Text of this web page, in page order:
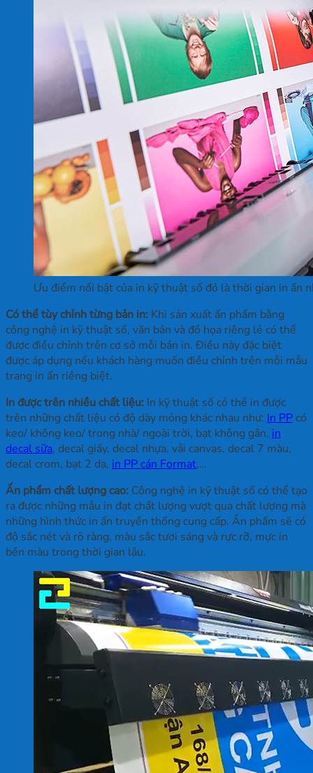
Ưu điểm nổi bật của in kỹ thuật số đó là thời gian in ấn
Có thể tùy chỉnh từng bản in: Khi sản xuất ấn phẩm bằng
công nghệ in kỹ thuật số, văn bản và đồ họa riêng lẻ có thể
được điều chỉnh trên cơ sở mỗi bản in. Điều này đặc biệt
được áp dụng nếu khách hàng muốn điều chỉnh trên mỗi mẫu
trang in ấn riêng biệt.
In được trên nhiều chất liệu: In kỹ thuật số có thể in được
trên những chất liệu có độ dày mỏng khác nhau như: In PPcó
keo/ không keo/ trong nhà/ ngoài trời, bạt không gân, in
decal sữa, decal giấy, decal nhựa, vải canvas, decal 7 màu,
decal crom, bạt 2 da, in PP cán Format,…
Ấn phẩm chất lượng cao: Công nghệ in kỹ thuật số có thể tạo
ra được những mẫu in đạt chất lượng vượt qua chất lượng mà
những hình thức in ấn truyền thống cung cấp. Ấn phẩm sẽ có
độ sắc nét và rõ ràng, màu sắc tươi sáng và rực rỡ, mực in
bền màu trong thời gian lâu.